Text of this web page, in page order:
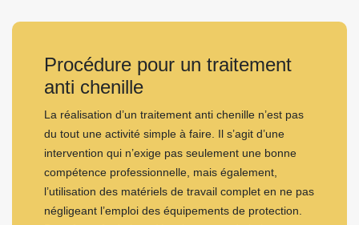
Procédure pour un traitement
anti chenille
La réalisation d’un traitement anti chenille n’est pas
du tout une activité simple à faire. Il s’agit d’une
intervention qui n’exige pas seulement une bonne
compétence professionnelle, mais également,
l’utilisation des matériels de travail complet en ne pas
négligeant l’emploi des équipements de protection.